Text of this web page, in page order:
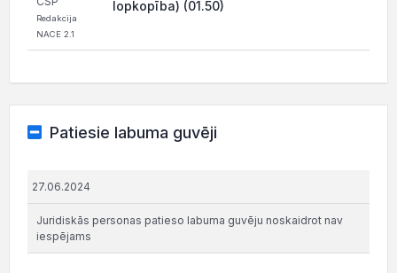
Redakcija
NACE 2.1
lopkopība) (01.50)
Patiesie labuma guvēji
27.06.2024
Juridiskās personas patieso labuma guvēju noskaidrot nav
iespējams